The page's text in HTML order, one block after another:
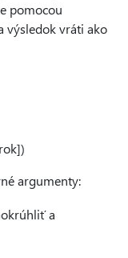
pomocou
výsledok vráti ako
argumenty:
a